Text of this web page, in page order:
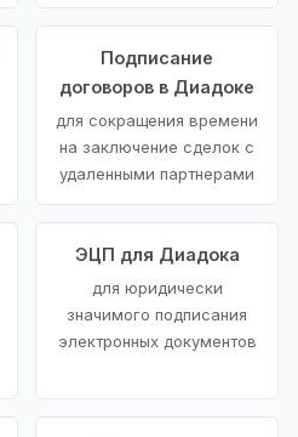
Подписание
договоров в Диадоке
для сокращения времени
на заключение сделок с
удаленными партнерами
ЭЦП для Диадока
для юридически
значимого подписания
электронных документов